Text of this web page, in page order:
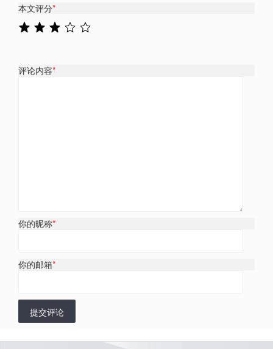
本文评分*
评论内容*
你的昵称*
你的邮箱*
提交评论